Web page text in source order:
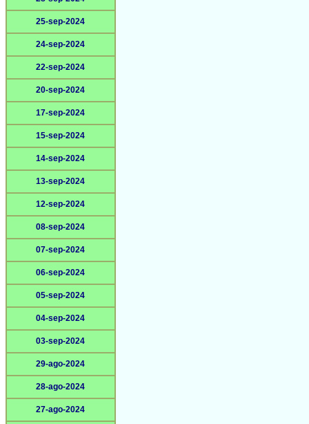
25-sep-2024
24-sep-2024
22-sep-2024
20-sep-2024
17-sep-2024
15-sep-2024
14-sep-2024
13-sep-2024
12-sep-2024
08-sep-2024
07-sep-2024
06-sep-2024
05-sep-2024
04-sep-2024
03-sep-2024
29-ago-2024
28-ago-2024
27-ago-2024